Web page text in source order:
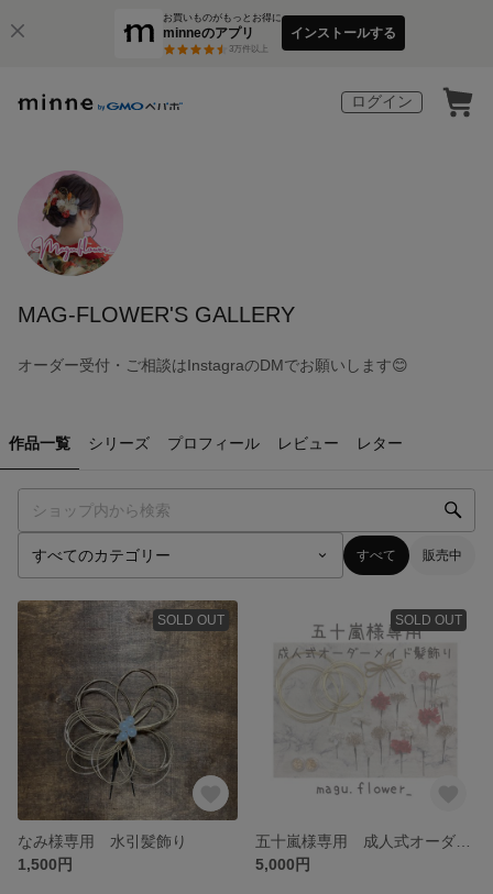
お買いものがもっとお得に
minneのアプリ
3万件以上
インストールする
ログイン
MAG-FLOWER'S GALLERY
オーダー受付・ご相談はInstagraのDMでお願いします😊
作品一覧 シリーズ プロフィール レビュー レター
すべて 販売中
SOLD OUT
なみ様専用 水引髪飾り
1,500円
SOLD OUT
5,000円